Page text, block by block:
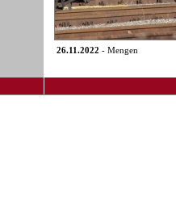
26.11.2022 - Mengen